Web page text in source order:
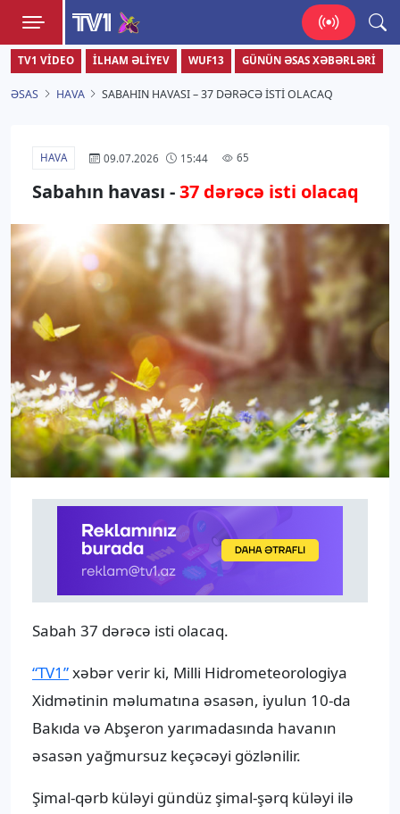
TV1
Zamanı bizimlə yaşa!
TV1 VIDEO İLHAM ƏLIYEV WUF13 GÜNÜN ƏSAS XƏBƏRLƏRI
ƏSAS HAVA SABAHIN HAVASI – 37 DƏRƏCƏ ISTI OLACAQ
HAVA 09.07.2026 15:44 65
Sabahın havası -37 dərəcə isti olacaq
Sabah 37 dərəcə isti olacaq.
“TV1”xəbər verir ki, Milli Hidrometeorologiya
Xidmətinin məlumatına əsasən, iyulun 10-da
Bakıda və Abşeron yarımadasında havanın
əsasən yağmursuz keçəcəyi gözlənilir.
Şimal-qərb küləyi gündüz şimal-şərq küləyi ilə